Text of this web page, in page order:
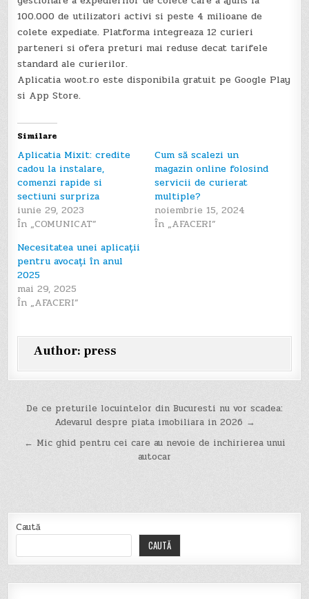
100.000 de utilizatori activi si peste 4 milioane de
colete expediate. Platforma integreaza 12 curieri
parteneri si ofera preturi mai reduse decat tarifele
standard ale curierilor.
Aplicatia woot.ro este disponibila gratuit pe Google Play
si App Store.
Similare
Aplicatia Mixit: credite
cadou la instalare,
comenzi rapide si
sectiuni surpriza
iunie 29, 2023
În „COMUNICAT”
Cum să scalezi un
magazin online folosind
servicii de curierat
multiple?
noiembrie 15, 2024
În „AFACERI”
Necesitatea unei aplicații
pentru avocați în anul
2025
mai 29, 2025
În „AFACERI”
Author: press
Navigare
articole
De ce preturile locuintelor din Bucuresti nu vor scadea:
Adevarul despre piata imobiliara in 2026 →
← Mic ghid pentru cei care au nevoie de inchirierea unui
autocar
Caută
CAUTĂ